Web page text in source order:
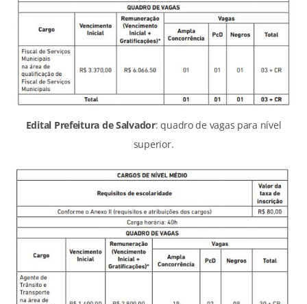
Edital Prefeitura de Salvador: quadro de vagas para nível
superior.